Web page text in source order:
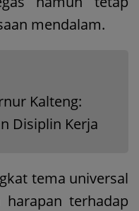
mendalam.
Kalteng:
Disiplin Kerja
tema universal
terhadap